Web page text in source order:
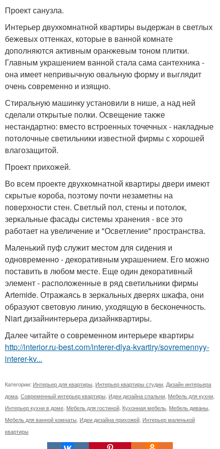
Проект санузла.
Интерьер двухкомнатной квартиры выдержан в светлых
бежевых оттенках, которые в ванной комнате
дополняются активным оранжевым тоном плитки.
Главным украшением ванной стала сама сантехника -
она имеет непривычную овальную форму и выглядит
очень современно и изящно.
Стиральную машинку установили в нише, а над ней
сделали открытые полки. Освещение также
нестандартно: вместо встроенных точечных - накладные
потолочные светильники известной фирмы с хорошей
влагозащитой.
Проект прихожей.
Во всем проекте двухкомнатной квартиры двери имеют
скрытые короба, поэтому почти незаметны на
поверхности стен. Светлый пол, стены и потолок,
зеркальные фасады системы хранения - все это
работает на увеличение и "Осветление" пространства.
Маленький пуф служит местом для сидения и
одновременно - декоративным украшением. Его можно
поставить в любом месте. Еще один декоративный
элемент - расположенные в ряд светильники фирмы
Artemide. Отражаясь в зеркальных дверях шкафа, они
образуют световую линию, уходящую в бесконечность.
Niart дизайнинтерьера дизайнквартиры.
Далее читайте о современном интерьере квартиры
http://interior.ru-best.com/interer-dlya-kvartiry/sovremennyy-
interer-kv...
Категории: Интерьер для квартиры Интерьер квартиры студии Дизайн интерьера
дома Современный интерьер квартиры Идеи дизайна спальни Мебель для кухни
Интерьер кухни в доме Мебель для гостиной Кухонная мебель Мебель диваны
Мебель для ванной комнаты Идеи дизайна прихожей Интерьер маленькой
квартиры